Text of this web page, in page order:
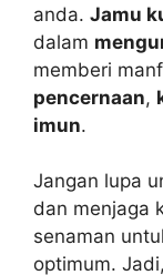
anda. Jamu
dalam
memberi
pencernaan,
imun.
Jangan lupa
dan menjaga
senaman
optimum.